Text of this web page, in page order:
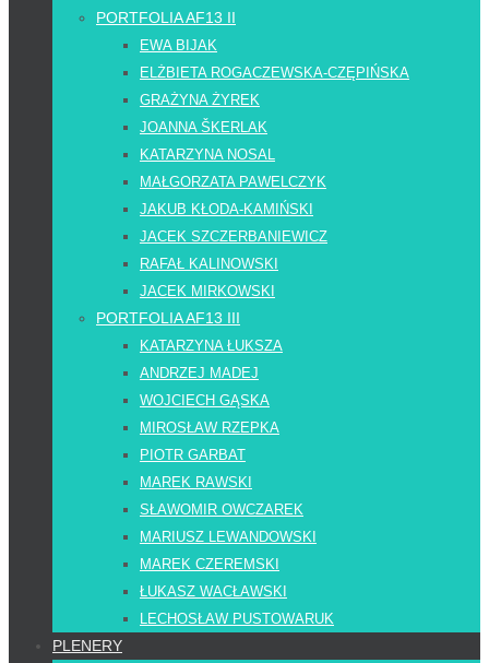
PORTFOLIA AF13 II
EWA BIJAK
ELŻBIETA ROGACZEWSKA-CZĘPIŃSKA
GRAŻYNA ŻYREK
JOANNA ŠKERLAK
KATARZYNA NOSAL
MAŁGORZATA PAWELCZYK
JAKUB KŁODA-KAMIŃSKI
JACEK SZCZERBANIEWICZ
RAFAŁ KALINOWSKI
JACEK MIRKOWSKI
PORTFOLIA AF13 III
KATARZYNA ŁUKSZA
ANDRZEJ MADEJ
WOJCIECH GĄSKA
MIROSŁAW RZEPKA
PIOTR GARBAT
MAREK RAWSKI
SŁAWOMIR OWCZAREK
MARIUSZ LEWANDOWSKI
MAREK CZEREMSKI
ŁUKASZ WACŁAWSKI
LECHOSŁAW PUSTOWARUK
PLENERY